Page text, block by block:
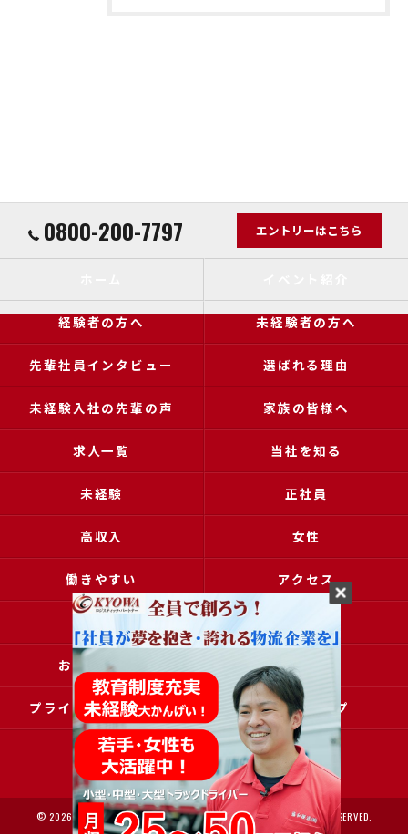
0800-200-7797 エントリーはこちら
経験者の方へ 未経験者の方へ
先輩社員インタビュー 選ばれる理由
未経験入社の先輩の声 家族の皆様へ
求人一覧 当社を知る
未経験 正社員
高収入 女性
働きやすい アクセス
お問い合わせ 採用申込
プライバシーポリシー サイトマップ
© 2026 大阪で運送の求人なら協和運送株式会社 ALL RIGHTS RESERVED.